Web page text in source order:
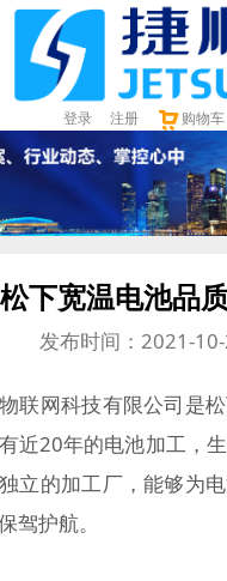
登录 注册 购物车
松下宽温电池品
发布时间：2021-
联网科技有限公司是
近20年的电池加工，
立的加工厂，能够为
驾护航。